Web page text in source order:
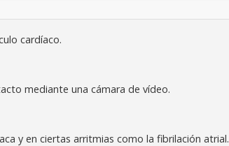
cardíaco.
mediante una cámara de vídeo.
y en ciertas arritmias como la fibrilación atrial.